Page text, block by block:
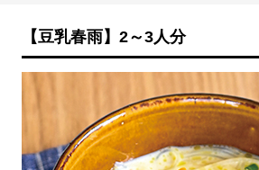
【豆乳春雨】2～3人分